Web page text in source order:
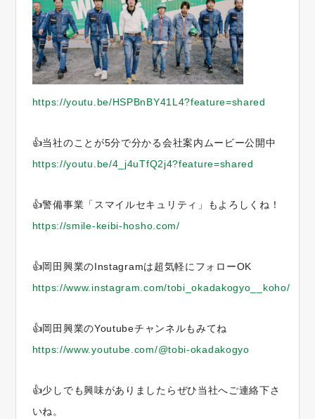
https://youtu.be/HSPBnBY41L4?feature=shared
👍当社のことが5分で分かる会社案内ムービー公開中
https://youtu.be/4_j4uTfQ2j4?feature=shared
👍警備事業「スマイルセキュリティ」もよろしくね！
https://smile-keibi-hosho.com/
👍岡田興業のInstagramは超気軽にフォローOK
https://www.instagram.com/tobi_okadakogyo__koho/
👍岡田興業のYoutubeチャンネルもみてね
https://www.youtube.com/@tobi-okadakogyo
👍少しでも興味がありましたらぜひ当社へご連絡下さ
いね。